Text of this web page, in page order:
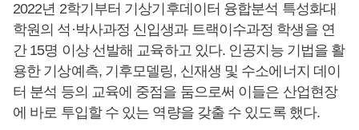
2022년 2학기부터 기상기후데이터 융합분석 특성화대
학원의 석·박사과정 신입생과 트랙이수과정 학생을 연
간 15명 이상 선발해 교육하고 있다. 인공지능 기법을 활
용한 기상예측, 기후모델링, 신재생 및 수소에너지 데이
터 분석 등의 교육에 중점을 둠으로써 이들은 산업현장
에 바로 투입할 수 있는 역량을 갖출 수 있도록 했다.